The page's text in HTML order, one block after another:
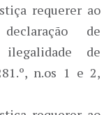
requerer ao
de
de
n.os 1 e 2,